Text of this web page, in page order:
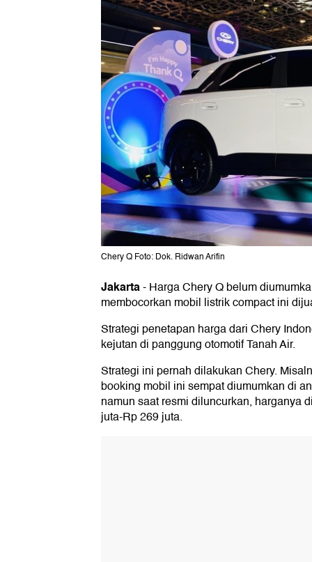
Chery Q Foto: Dok. Ridwan Arifin
Jakarta-Harga Chery Q belum
membocorkan mobil listrik compact ini
Strategi penetapan harga dari Chery
kejutan di panggung otomotif Tanah Air.
Strategi ini pernah dilakukan Chery.
booking mobil ini sempat diumumkan di
namun saat resmi diluncurkan, harganya
juta-Rp 269 juta.